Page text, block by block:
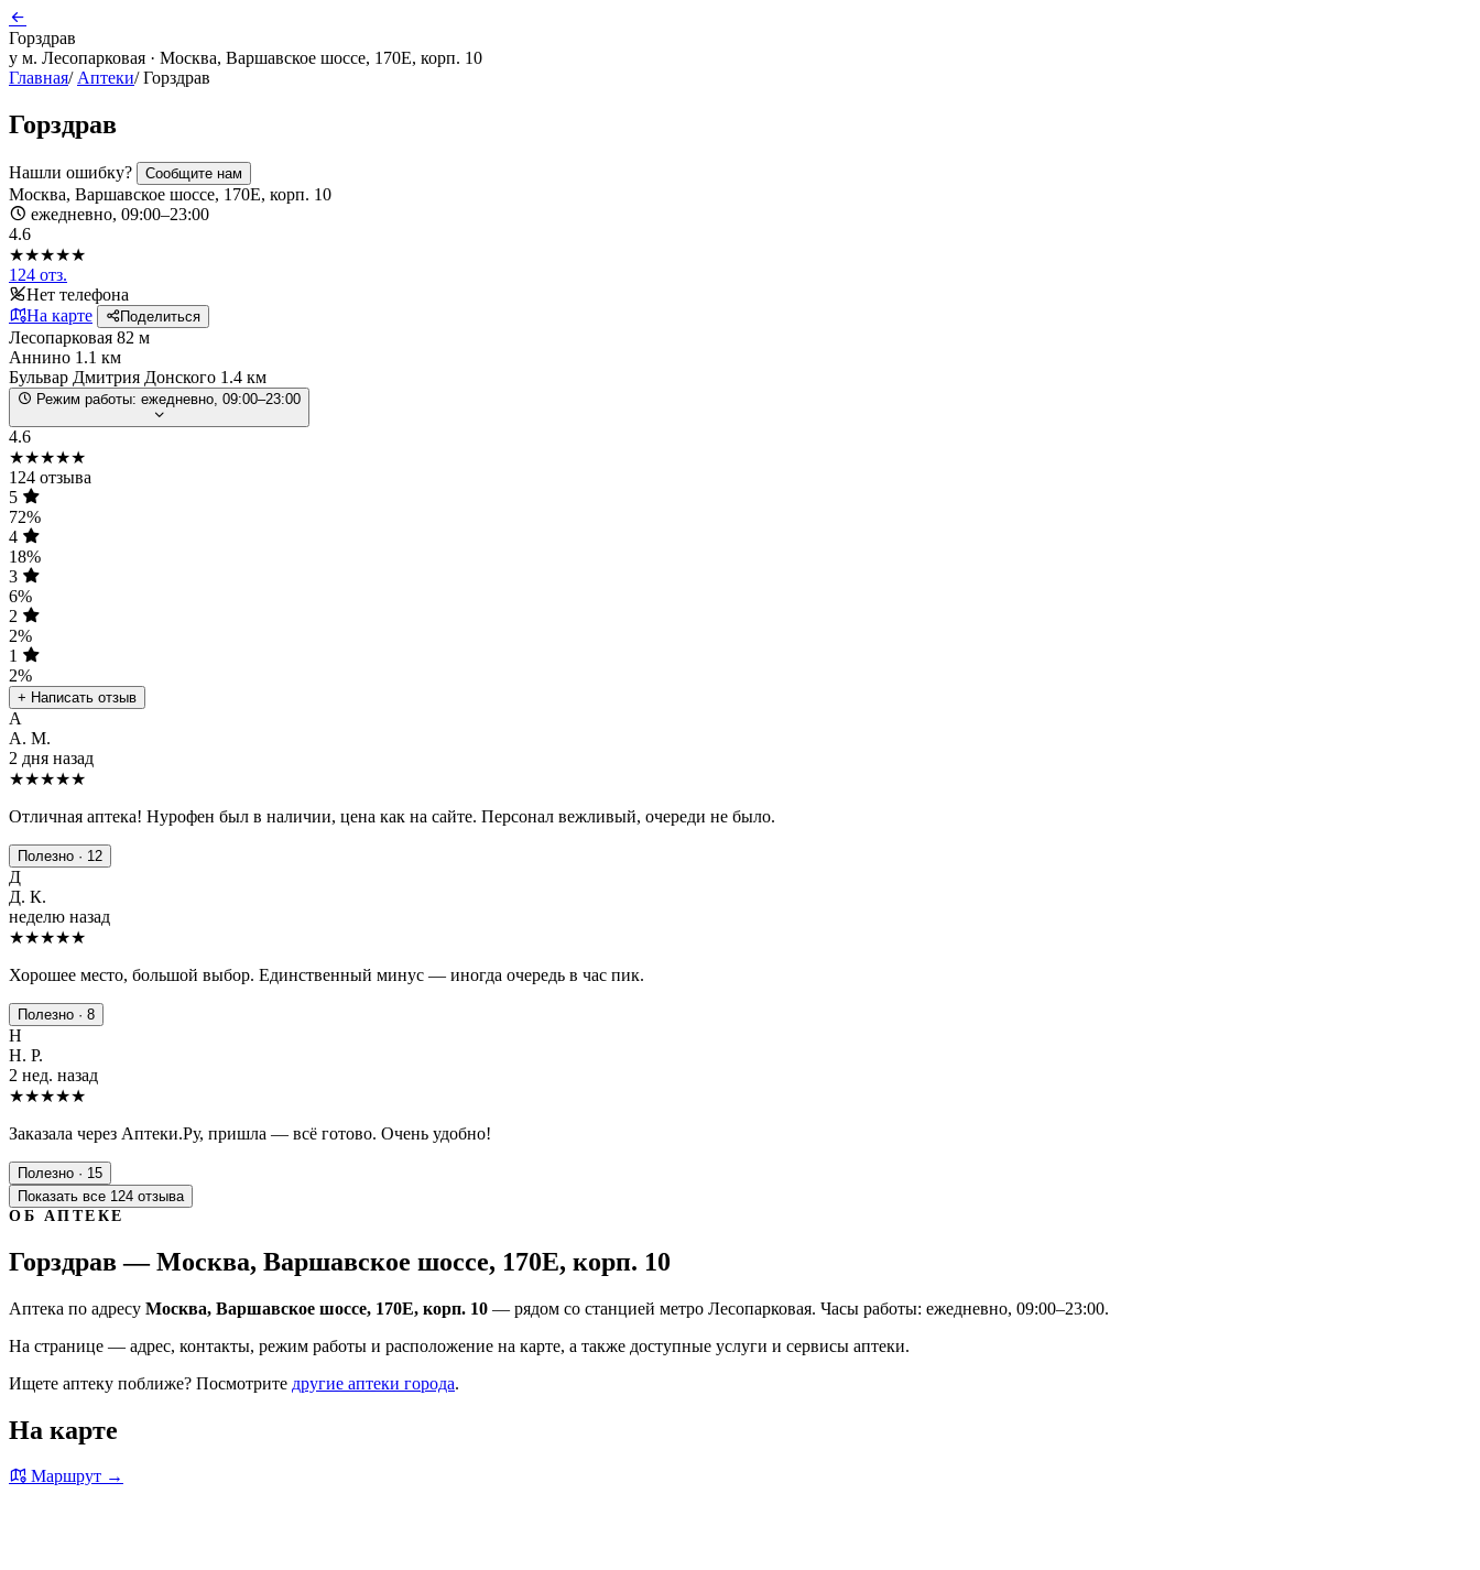
Горздрав
у м. Лесопарковая · Москва, Варшавское шоссе, 170Е, корп. 10
Главная/ Аптеки/ Горздрав
Горздрав
Нашли ошибку? Сообщите нам
Москва, Варшавское шоссе, 170Е, корп. 10
ежедневно, 09:00–23:00
4.6
★★★★★
124 отз.
Нет телефона
На карте
Поделиться
Лесопарковая 82 м
Аннино 1.1 км
Бульвар Дмитрия Донского 1.4 км
Режим работы: ежедневно, 09:00–23:00
4.6
★★★★★
124 отзыва
5
72%
4
18%
3
6%
2
2%
1
2%
+ Написать отзыв
А
А. М.
2 дня назад
★★★★★
Отличная аптека! Нурофен был в наличии, цена как на сайте. Персонал вежливый, очереди не было.
Полезно · 12
Д
Д. К.
неделю назад
★★★★★
Хорошее место, большой выбор. Единственный минус — иногда очередь в час пик.
Полезно · 8
Н
Н. Р.
2 нед. назад
★★★★★
Заказала через Аптеки.Ру, пришла — всё готово. Очень удобно!
Полезно · 15
Показать все 124 отзыва
ОБ АПТЕКЕ
Горздрав — Москва, Варшавское шоссе, 170Е, корп. 10
Аптека по адресу Москва, Варшавское шоссе, 170Е, корп. 10 — рядом со станцией метро Лесопарковая. Часы работы: ежедневно, 09:00–23:00.
На странице — адрес, контакты, режим работы и расположение на карте, а также доступные услуги и сервисы аптеки.
Ищете аптеку поближе? Посмотрите другие аптеки города.
На карте
Маршрут →